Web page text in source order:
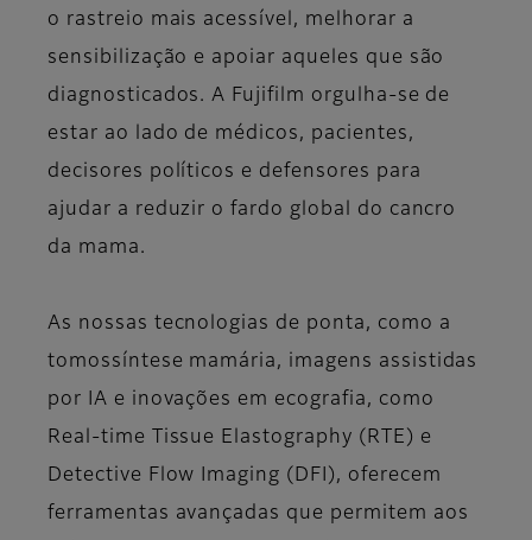
o rastreio mais acessível, melhorar a
sensibilização e apoiar aqueles que são
diagnosticados. A Fujifilm orgulha-se de
estar ao lado de médicos, pacientes,
decisores políticos e defensores para
ajudar a reduzir o fardo global do cancro
da mama.
As nossas tecnologias de ponta, como a
tomossíntese mamária, imagens assistidas
por IA e inovações em ecografia, como
Real-time Tissue Elastography (RTE) e
Detective Flow Imaging (DFI), oferecem
ferramentas avançadas que permitem aos